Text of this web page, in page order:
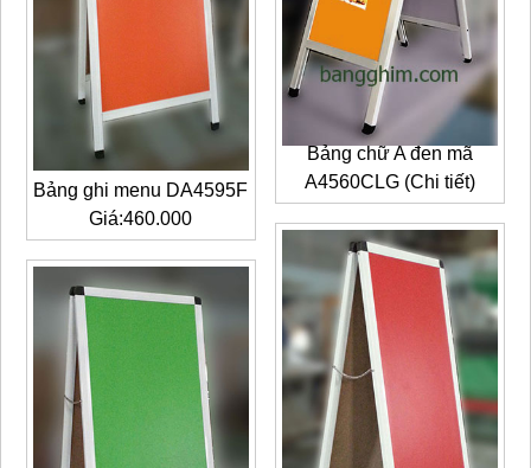
Bảng ghi menu DA4595F
Giá:460.000
Bảng chữ A đen mã
A4560CLG (Chi tiết)